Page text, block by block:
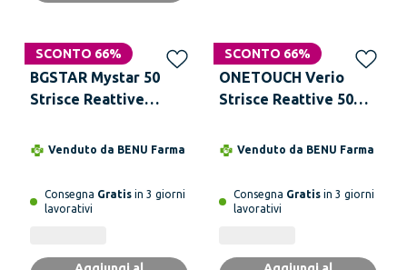
SCONTO 66%
BGSTAR Mystar 50
Strisce Reattive
Venduto da BENU Farma
Consegna Gratis in 3 giorni
lavorativi
SCONTO 66%
ONETOUCH Verio
Strisce Reattive 50
Venduto da BENU Farma
Consegna Gratis in 3 giorni
lavorativi